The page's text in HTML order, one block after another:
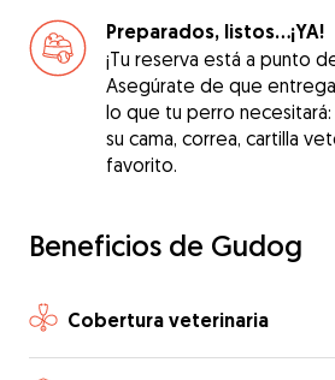
Preparados, listos...¡YA!
¡Tu reserva está a punto
Asegúrate de que
lo que tu perro
su cama, correa, cartilla
favorito.
Beneficios de Gudog
Cobertura veterinaria